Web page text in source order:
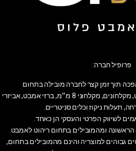
פרופיל חברה:
תוך זמן קצר לחברה מובילה בתחום
8 מ״מ, ברזי אמבט, אביזרי
תעלות ניקוז וכלים סניטריים.
לשיווק הפרטי והעסקי הן כאחד.
ומהמובילים בתחום ריהוט לאמבט.
גבוהים למוצריה והינם מהמובילים בתחום,